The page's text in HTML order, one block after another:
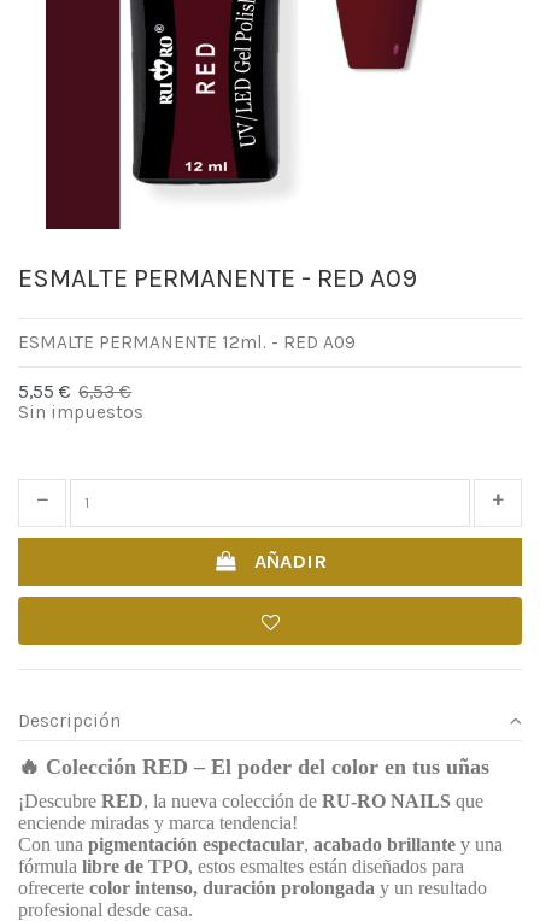
ESMALTE PERMANENTE - RED A09
ESMALTE PERMANENTE 12ml. - RED A09
5,55 € 6,53 €
Sin impuestos
AÑADIR
Descripción
🔥 Colección RED – El poder del color en tus uñas
¡Descubre RED, la nueva colección de RU-RO NAILS que
enciende miradas y marca tendencia!
Con una pigmentación espectacular, acabado brillante y una
fórmula libre de TPO, estos esmaltes están diseñados para
ofrecerte color intenso, duración prolongada y un resultado
profesional desde casa.